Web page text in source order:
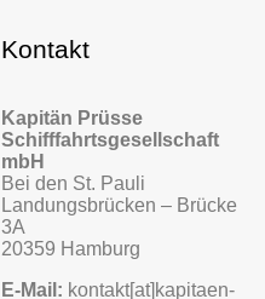
Kontakt
Kapitän Prüsse
Schifffahrtsgesellschaft
mbH
Bei den St. Pauli
Landungsbrücken – Brücke
3A
20359 Hamburg
E-Mail: kontakt[at]kapitaen-